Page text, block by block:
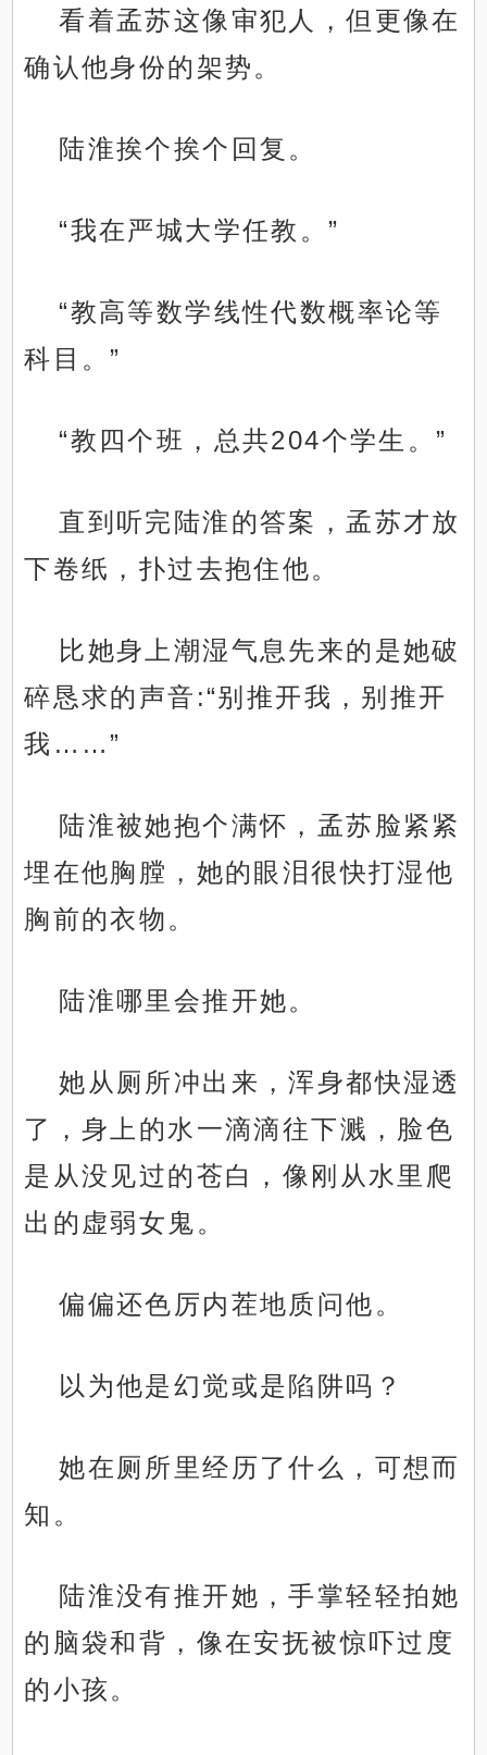
看着孟苏这像审犯人，但更像在
确认他身份的架势。
陆淮挨个挨个回复。
“我在严城大学任教。”
“教高等数学线性代数概率论等
科目。”
“教四个班，总共204个学生。”
直到听完陆淮的答案，孟苏才放
下卷纸，扑过去抱住他。
比她身上潮湿气息先来的是她破
碎恳求的声音:“别推开我，别推开
我……”
陆淮被她抱个满怀，孟苏脸紧紧
埋在他胸膛，她的眼泪很快打湿他
胸前的衣物。
陆淮哪里会推开她。
她从厕所冲出来，浑身都快湿透
了，身上的水一滴滴往下溅，脸色
是从没见过的苍白，像刚从水里爬
出的虚弱女鬼。
偏偏还色厉内茬地质问他。
以为他是幻觉或是陷阱吗？
她在厕所里经历了什么，可想而
知。
陆淮没有推开她，手掌轻轻拍她
的脑袋和背，像在安抚被惊吓过度
的小孩。